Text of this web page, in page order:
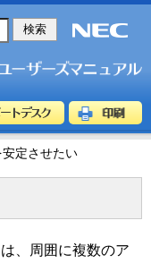
定させたい
、周囲に複数のア